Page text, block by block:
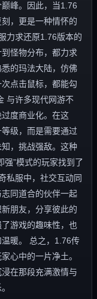
峰。因此，当1.76
，更是一种情怀的
力求还原1.76版本的
怪物分布，都力求
的玛法大陆，仿佛
点击鼠标，都能勾
与许多现代网游不
度商业化。在这
级，而是需要通过
，挑战强敌。这种
强”模式的玩家找到了
私服中，社交互动同
同道合的伙伴一起
朋友，分享彼此的
游戏的趣味性，也
暖。 总之，1.76传
心中的一片净土。
在那段充满激情与